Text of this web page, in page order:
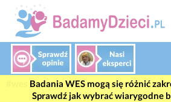
Badania WES mogą się różnić
Sprawdź jak wybrać wiarygodne